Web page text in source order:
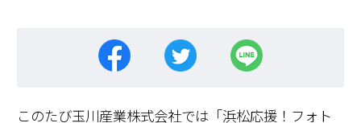
このたび玉川産業株式会社では「浜松応援！フォト